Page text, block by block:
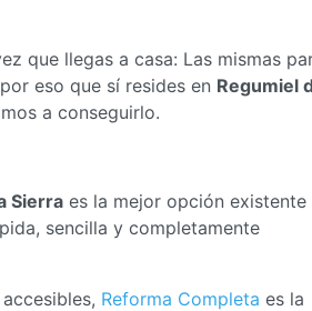
que llegas a casa: Las mismas
eso que sí resides en Regumiel
a conseguirlo.
Sierra es la mejor opción existente
sencilla y completamente
Reforma Completa es la